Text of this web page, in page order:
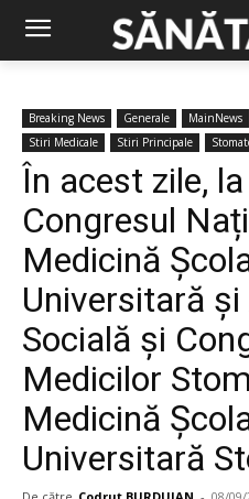
Breaking News Generale MainNews
Stiri Medicale
Stiri Principale
În acest zile,
Congresul
Medicină
Universitară
Socială și
Medicilor
Medicină
Universitară